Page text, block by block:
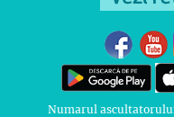
Numarul